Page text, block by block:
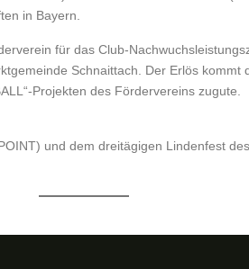
in Bayern.
für das Club-
Schnaittach. Der Erlös
Projekten des Fördervereins zugute.
und dem dreitägigen Lindenfest